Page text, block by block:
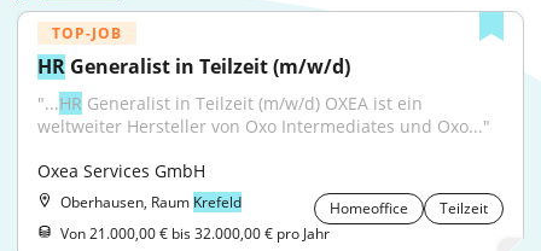
TOP-JOB
HR Generalist in Teilzeit (m/w/d)
"...HR Generalist in Teilzeit (m/w/d) OXEA ist ein
weltweiter Hersteller von Oxo Intermediates und Oxo..."
Oxea Services GmbH
Oberhausen, Raum Krefeld Homeoffice
Teilzeit
Von 21.000,00 € bis 32.000,00 € pro Jahr